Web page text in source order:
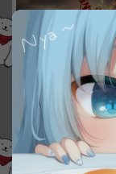
XO三端引擎传奇手游
合击版】7月最新整
务端+PC安卓苹果+
+视频教程
三端传奇